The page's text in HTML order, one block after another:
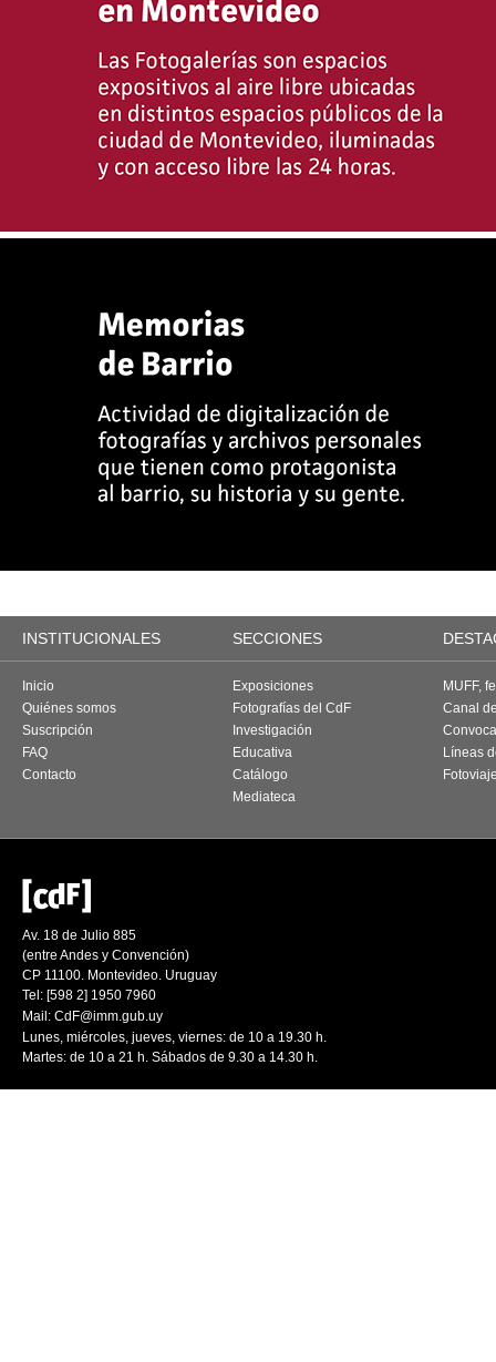
INSTITUCIONALES SECCIONES
Inicio
Quiénes somos
Suscripción
FAQ
Contacto
Exposiciones
Fotografías del CdF
Investigación
Educativa
Catálogo
Mediateca
MUFF,
Canal
Líneas
Av. 18 de Julio 885
(entre Andes y Convención)
CP 11100. Montevideo. Uruguay
Tel: [598 2] 1950 7960
Mail: CdF@imm.gub.uy
Lunes, miércoles, jueves, viernes: de 10 a 19.30 h.
Martes: de 10 a 21 h. Sábados de 9.30 a 14.30 h.